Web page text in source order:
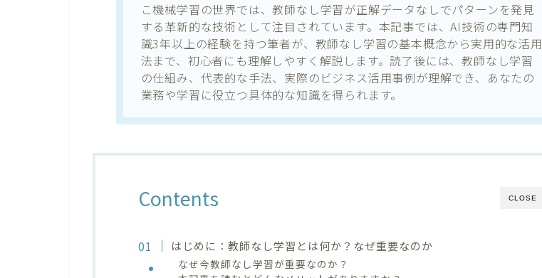
こ機械学習の世界では、教師なし学習が正解データなしでパターンを発見
する革新的な技術として注目されています。本記事では、AI技術の専門知
識3年以上の経験を持つ筆者が、教師なし学習の基本概念から実用的な活用
法まで、初心者にも理解しやすく解説します。読了後には、教師なし学習
の仕組み、代表的な手法、実際のビジネス活用事例が理解でき、あなたの
業務や学習に役立つ具体的な知識を得られます。
CLOSE
Contents
はじめに：教師なし学習とは何か？なぜ重要なのか
なぜ今教師なし学習が重要なのか？